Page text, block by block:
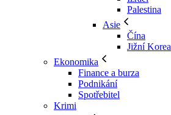
Palestina
Asie
Čína
Jižní Korea
Ekonomika
Finance a burza
Podnikání
Spotřebitel
Krimi